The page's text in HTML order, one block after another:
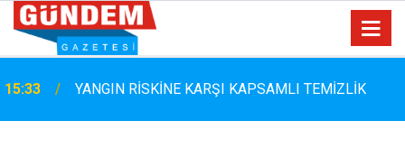
15:06
Marmaris Belediyespor'da Altyapıya Güçlü Takviye:
Mustafa Çolakoğlu ile Sözleşme İmzalandı